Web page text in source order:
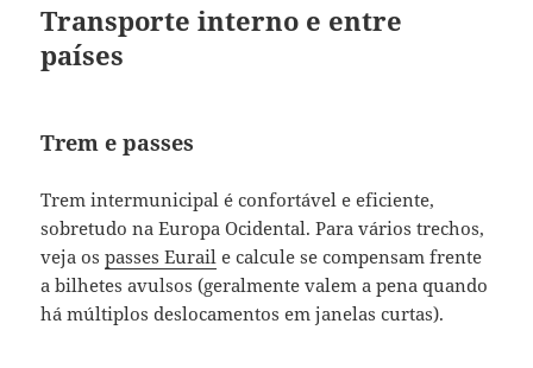
Transporte interno e entre
países
Trem e passes
Trem intermunicipal é confortável e eficiente,
sobretudo na Europa Ocidental. Para vários trechos,
veja ospasses Eurail e calcule se compensam frente
a bilhetes avulsos (geralmente valem a pena quando
há múltiplos deslocamentos em janelas curtas).